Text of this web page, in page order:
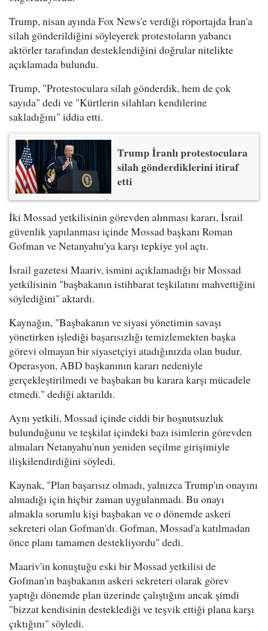
Trump, nisan ayında Fox News'e verdiği röportajda İran'a
silah gönderildiğini söyleyerek protestoların yabancı
aktörler tarafından desteklendiğini doğrular nitelikte
açıklamada bulundu.
Trump, "Protestoculara silah gönderdik, hem de çok
sayıda" dedi ve "Kürtlerin silahları kendilerine
sakladığını" iddia etti.
Trump İranlı protestoculara
silah gönderdiklerini itiraf
etti
İki Mossad yetkilisinin görevden alınması kararı, İsrail
güvenlik yapılanması içinde Mossad başkanı Roman
Gofman ve Netanyahu'ya karşı tepkiye yol açtı.
İsrail gazetesi Maariv, ismini açıklamadığı bir Mossad
yetkilisinin "başbakanın istihbarat teşkilatını mahvettiğini
söylediğini" aktardı.
Kaynağın, "Başbakanın ve siyasi yönetimin savaşı
yönetirken işlediği başarısızlığı temizlemekten başka
görevi olmayan bir siyasetçiyi atadığınızda olan budur.
Operasyon, ABD başkanının kararı nedeniyle
gerçekleştirilmedi ve başbakan bu karara karşı mücadele
etmedi." dediği aktarıldı.
Aynı yetkili, Mossad içinde ciddi bir hoşnutsuzluk
bulunduğunu ve teşkilat içindeki bazı isimlerin görevden
almaları Netanyahu'nun yeniden seçilme girişimiyle
ilişkilendirdiğini söyledi.
Kaynak, "Plan başarısız olmadı, yalnızca Trump'ın onayını
almadığı için hiçbir zaman uygulanmadı. Bu onayı
almakla sorumlu kişi başbakan ve o dönemde askeri
sekreteri olan Gofman'dı. Gofman, Mossad'a katılmadan
önce planı tamamen destekliyordu" dedi.
Maariv'in konuştuğu eski bir Mossad yetkilisi de
Gofman'ın başbakanın askeri sekreteri olarak görev
yaptığı dönemde plan üzerinde çalıştığını ancak şimdi
"bizzat kendisinin desteklediği ve teşvik ettiği plana karşı
çıktığını" söyledi.